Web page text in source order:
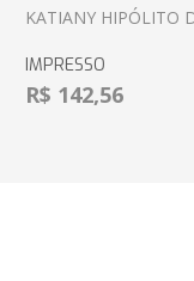
KATIANY HIPÓLITO
IMPRESSO
R$ 142,56